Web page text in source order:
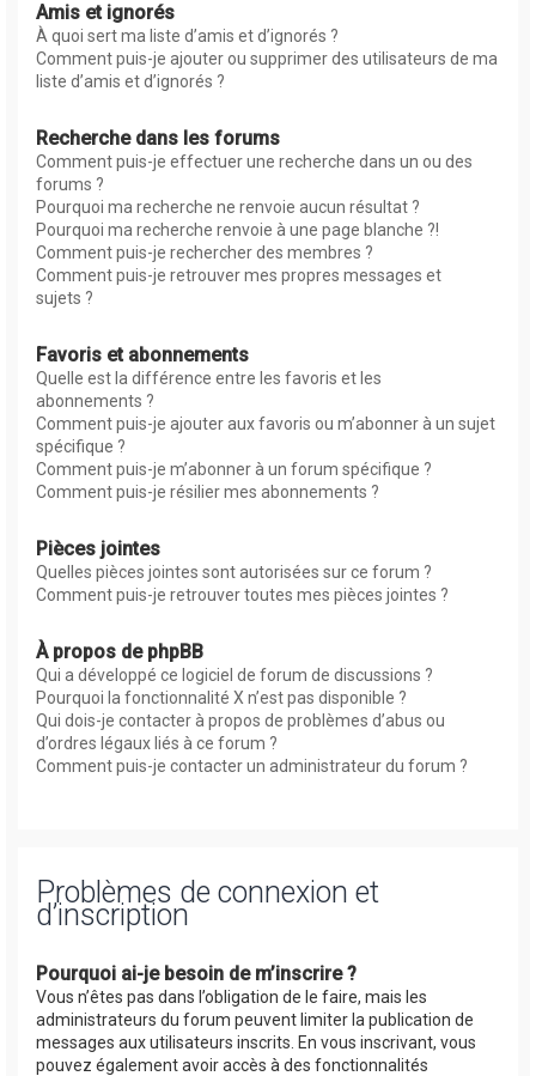
Amis et ignorés
À quoi sert ma liste d’amis et d’ignorés ?
Comment puis-je ajouter ou supprimer des utilisateurs de ma
liste d’amis et d’ignorés ?
Recherche dans les forums
Comment puis-je effectuer une recherche dans un ou des
forums ?
Pourquoi ma recherche ne renvoie aucun résultat ?
Pourquoi ma recherche renvoie à une page blanche ?!
Comment puis-je rechercher des membres ?
Comment puis-je retrouver mes propres messages et
sujets ?
Favoris et abonnements
Quelle est la différence entre les favoris et les
abonnements ?
Comment puis-je ajouter aux favoris ou m’abonner à un sujet
spécifique ?
Comment puis-je m’abonner à un forum spécifique ?
Comment puis-je résilier mes abonnements ?
Pièces jointes
Quelles pièces jointes sont autorisées sur ce forum ?
Comment puis-je retrouver toutes mes pièces jointes ?
À propos de phpBB
Qui a développé ce logiciel de forum de discussions ?
Pourquoi la fonctionnalité X n’est pas disponible ?
Qui dois-je contacter à propos de problèmes d’abus ou
d’ordres légaux liés à ce forum ?
Comment puis-je contacter un administrateur du forum ?
Problèmes de connexion et
d’inscription
Pourquoi ai-je besoin de m’inscrire ?
Vous n’êtes pas dans l’obligation de le faire, mais les
administrateurs du forum peuvent limiter la publication de
messages aux utilisateurs inscrits. En vous inscrivant, vous
pouvez également avoir accès à des fonctionnalités